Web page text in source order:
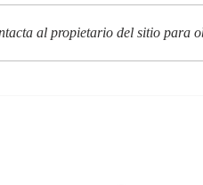
al propietario del sitio para